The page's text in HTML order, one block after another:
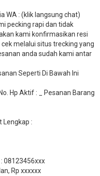
WA : (klik langsung chat)
pecking rapi dan tidak
kami konfirmasikan resi
melalui situs trecking yang
anda sudah kami antar
Seperti Di Bawah Ini
Hp Aktif : _ Pesanan Barang
Lengkap :
08123456xxx
Rp xxxxxx